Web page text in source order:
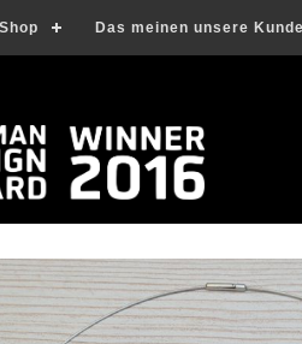
Das meinen unsere